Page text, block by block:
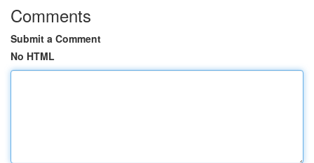
Comments
Submit a Comment
No HTML